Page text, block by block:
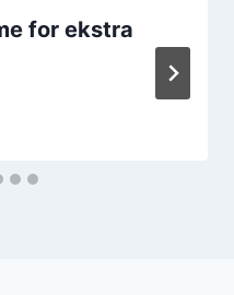
for ekstra